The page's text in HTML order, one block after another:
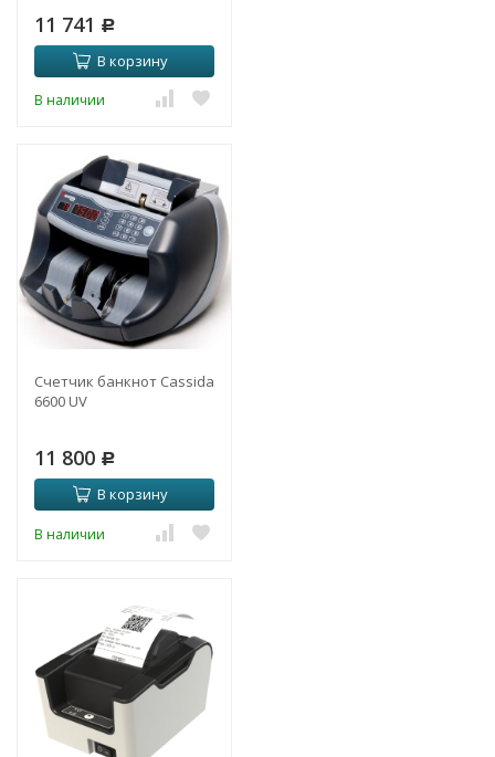
11 741 Р
В корзину
В наличии
Счетчик банкнот Cassida
6600 UV
11 800 Р
В корзину
В наличии